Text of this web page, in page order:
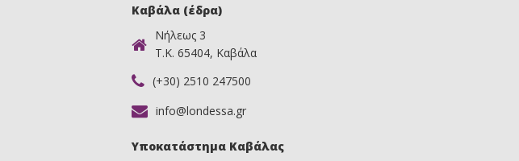
Καβάλα (έδρα)
Νήλεως 3
Τ.Κ. 65404, Καβάλα
(+30) 2510 247500
info@londessa.gr
Υποκατάστημα Καβάλας